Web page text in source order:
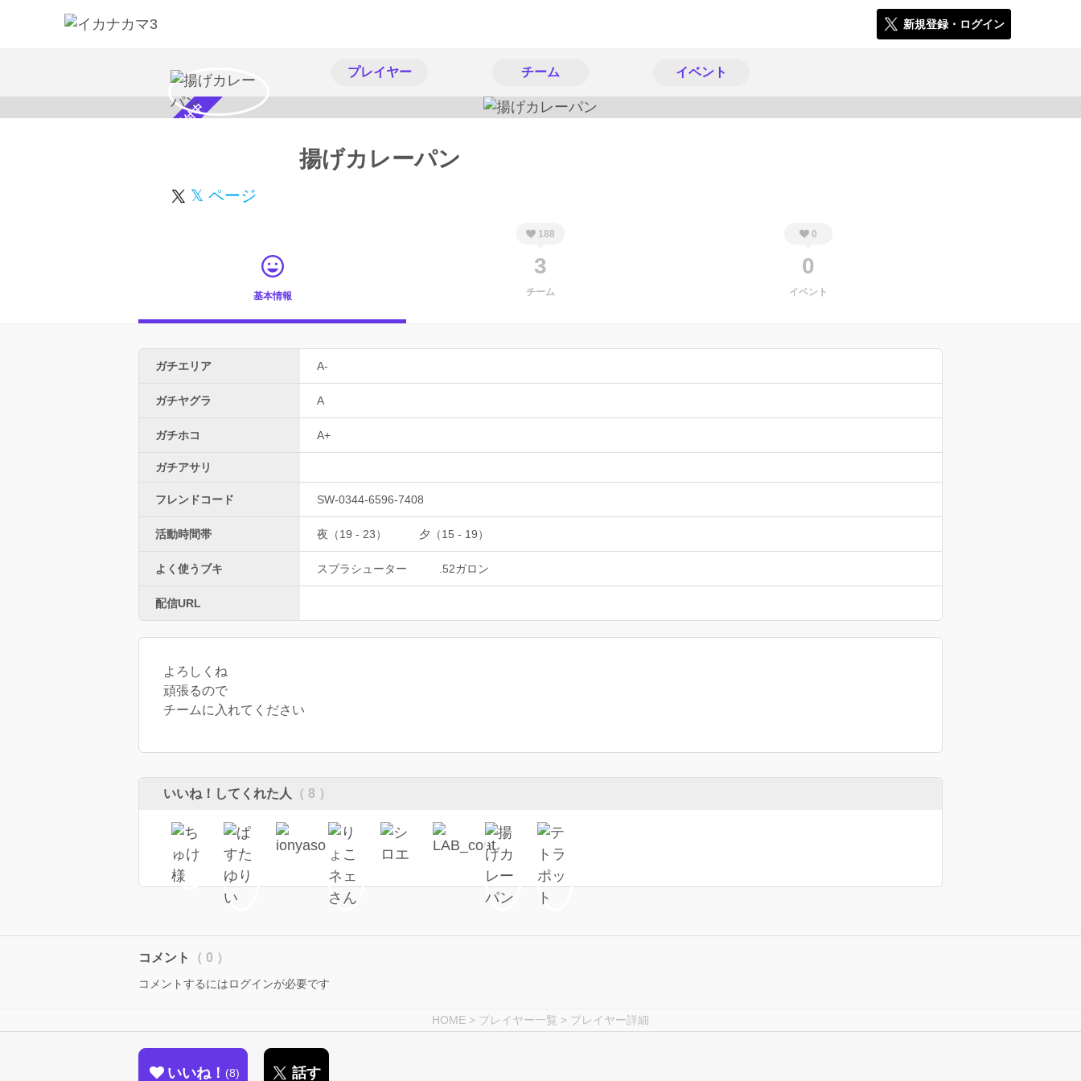
新規登録・ログイン
プレイヤー チーム イベント
スカウト受付中 揚げカレーパン
𝕏 ページ
基本情報
188
3
チーム
0
0
イベント
ガチエリア A-
ガチヤグラ A
ガチホコ A+
ガチアサリ
フレンドコード SW-0344-6596-7408
活動時間帯 夜（19 - 23） 夕（15 - 19）
よく使うブキ スプラシューター .52ガロン
配信URL
よろしくね
頑張るので
チームに入れてください
いいね！してくれた人 （ 8 ）
コメント （ 0 ）
コメントするにはログインが必要です
HOME > プレイヤー一覧 > プレイヤー詳細
いいね！ 8 話す